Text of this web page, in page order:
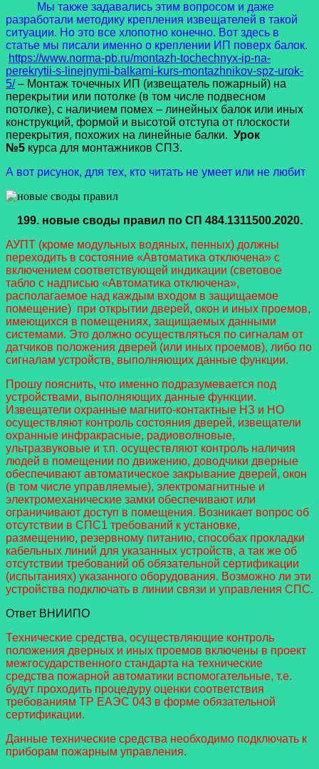
Мы также задавались этим вопросом и даже
разработали методику крепления извещателей в такой
ситуации. Но это все хлопотно конечно. Вот здесь в
статье мы писали именно о креплении ИП поверх балок.
https://www.norma-pb.ru/montazh-tochechnyx-ip-na-
perekrytii-s-linejnymi-balkami-kurs-montazhnikov-spz-urok-
5/– Монтаж точечных ИП (извещатель пожарный) на
перекрытии или потолке (в том числе подвесном
потолке), с наличием помех – линейных балок или иных
конструкций, формой и высотой отступа от плоскости
перекрытия, похожих на линейные балки. Урок
№5 курса для монтажников СПЗ.
А вот рисунок, для тех, кто читать не умеет или не любит
199. новые своды правил по СП 484.1311500.2020.
АУПТ (кроме модульных водяных, пенных) должны
переходить в состояние «Автоматика отключена» с
включением соответствующей индикации (световое
табло с надписью «Автоматика отключена»,
располагаемое над каждым входом в защищаемое
помещение) при открытии дверей, окон и иных проемов,
имеющихся в помещениях, защищаемых данными
системами. Это должно осуществляться по сигналам от
датчиков положения дверей (или иных проемов), либо по
сигналам устройств, выполняющих данные функции.
Прошу пояснить, что именно подразумевается под
устройствами, выполняющих данные функции.
Извещатели охранные магнито-контактные НЗ и НО
осуществляют контроль состояния дверей, извещатели
охранные инфракрасные, радиоволновые,
ультразвуковые и т.п. осуществляют контроль наличия
людей в помещении по движению, доводчики дверные
обеспечивают автоматическое закрывание дверей, окон
(в том числе управляемые), электромагнитные и
электромеханические замки обеспечивают или
ограничивают доступ в помещения. Возникает вопрос об
отсутствии в СПС1 требований к установке,
размещению, резервному питанию, способах прокладки
кабельных линий для указанных устройств, а так же об
отсутствии требований об обязательной сертификации
(испытаниях) указанного оборудования. Возможно ли эти
устройства подключать в линии связи и управления СПС.
Ответ ВНИИПО
Технические средства, осуществляющие контроль
положения дверных и иных проемов включены в проект
межгосударственного стандарта на технические
средства пожарной автоматики вспомогательные, т.е.
будут проходить процедуру оценки соответствия
требованиям ТР ЕАЭС 043 в форме обязательной
сертификации.
Данные технические средства необходимо подключать к
приборам пожарным управления.